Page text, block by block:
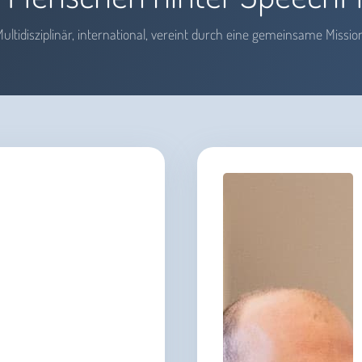
international, vereint durch eine gemeinsame